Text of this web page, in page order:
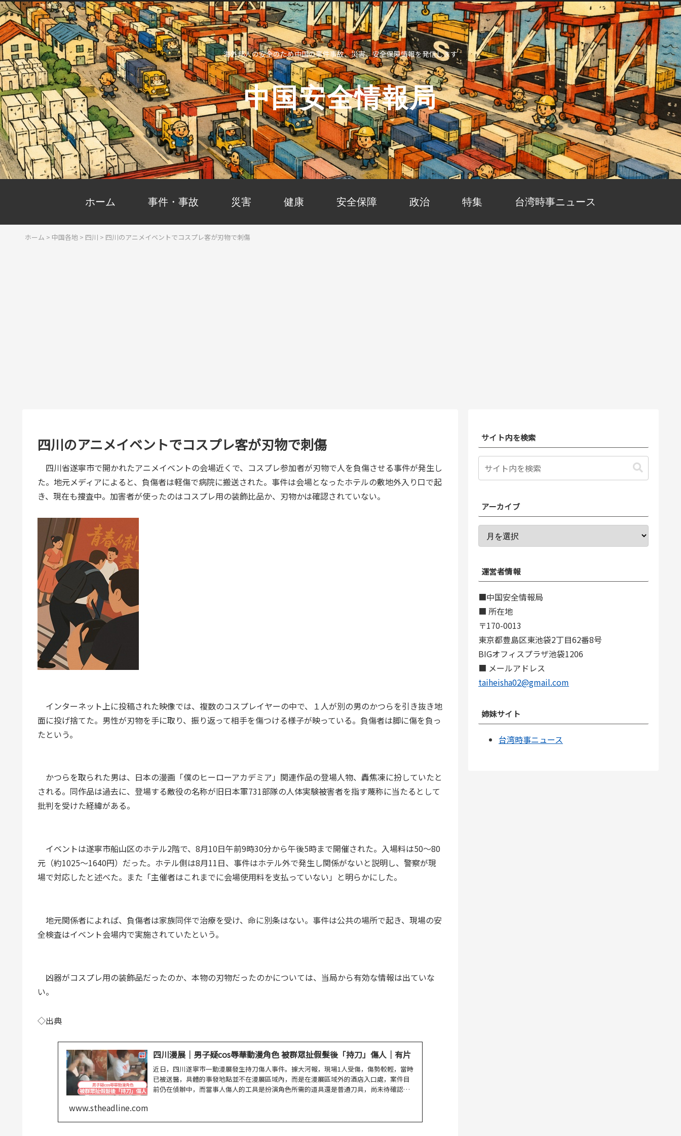
海外邦人の安全のため中国の事件事故、災害、安全保障情報を発信します
中国安全情報局
ホーム 事件・事故 災害 健康 安全保障 政治 特集 台湾時事ニュース
ホーム > 中国各地 > 四川 > 四川のアニメイベントでコスプレ客が刃物で刺傷
四川のアニメイベントでコスプレ客が刃物で刺傷
四川省遂寧市で開かれたアニメイベントの会場近くで、コスプレ参加者が刃物で人を負傷させる事件が発生し
た。地元メディアによると、負傷者は軽傷で病院に搬送された。事件は会場となったホテルの敷地外入り口で起
き、現在も捜査中。加害者が使ったのはコスプレ用の装飾比品か、刃物かは確認されていない。
インターネット上に投稿された映像では、複数のコスプレイヤーの中で、１人が別の男のかつらを引き抜き地
面に投げ捨てた。男性が刃物を手に取り、振り返って相手を傷つける様子が映っている。負傷者は脚に傷を負っ
たという。
かつらを取られた男は、日本の漫画「僕のヒーローアカデミア」関連作品の登場人物、轟焦凍に扮していたと
される。同作品は過去に、登場する敵役の名称が旧日本軍731部隊の人体実験被害者を指す蔑称に当たるとして
批判を受けた経緯がある。
イベントは遂寧市船山区のホテル2階で、8月10日午前9時30分から午後5時まで開催された。入場料は50～80
元（約1025～1640円）だった。ホテル側は8月11日、事件はホテル外で発生し関係がないと説明し、警察が現
場で対応したと述べた。また「主催者はこれまでに会場使用料を支払っていない」と明らかにした。
地元関係者によれば、負傷者は家族同伴で治療を受け、命に別条はない。事件は公共の場所で起き、現場の安
全検査はイベント会場内で実施されていたという。
凶器がコスプレ用の装飾品だったのか、本物の刃物だったのかについては、当局から有効な情報は出ていな
い。
◇出典
四川漫展｜男子疑cos辱華動漫角色 被群眾扯假髮後「持刀」傷人｜有片
近日，四川遂寧市一動漫展發生持刀傷人事件。據大河報，現場1人受傷，傷勢較輕，當時
已被送醫，具體的事發地點並不在漫展區域內，而是在漫展區域外的酒店入口處，案件目
前仍在偵辦中，而當事人傷人的工具是扮演角色所需的道具還是普通刀具，尚未待確認。
www.stheadline.com
サイト内を検索
アーカイブ
運営者情報
■中国安全情報局
■ 所在地
〒170-0013
東京都豊島区東池袋2丁目62番8号
BIGオフィスプラザ池袋1206
■ メールアドレス
taiheisha02@gmail.com
姉妹サイト
台湾時事ニュース